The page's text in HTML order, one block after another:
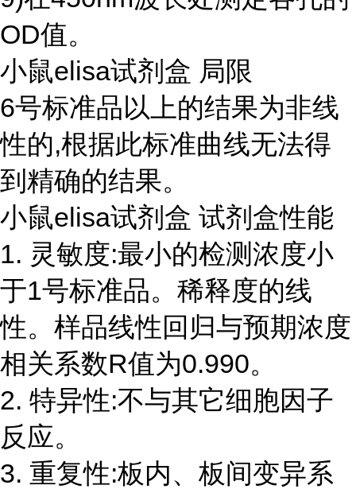
OD值。
小鼠elisa试剂盒 局限
6号标准品以上的结果为非线
性的,根据此标准曲线无法得
到精确的结果。
小鼠elisa试剂盒 试剂盒性能
1. 灵敏度:最小的检测浓度小
于1号标准品。稀释度的线
性。样品线性回归与预期浓度
相关系数R值为0.990。
2. 特异性:不与其它细胞因子
反应。
3. 重复性:板内、板间变异系